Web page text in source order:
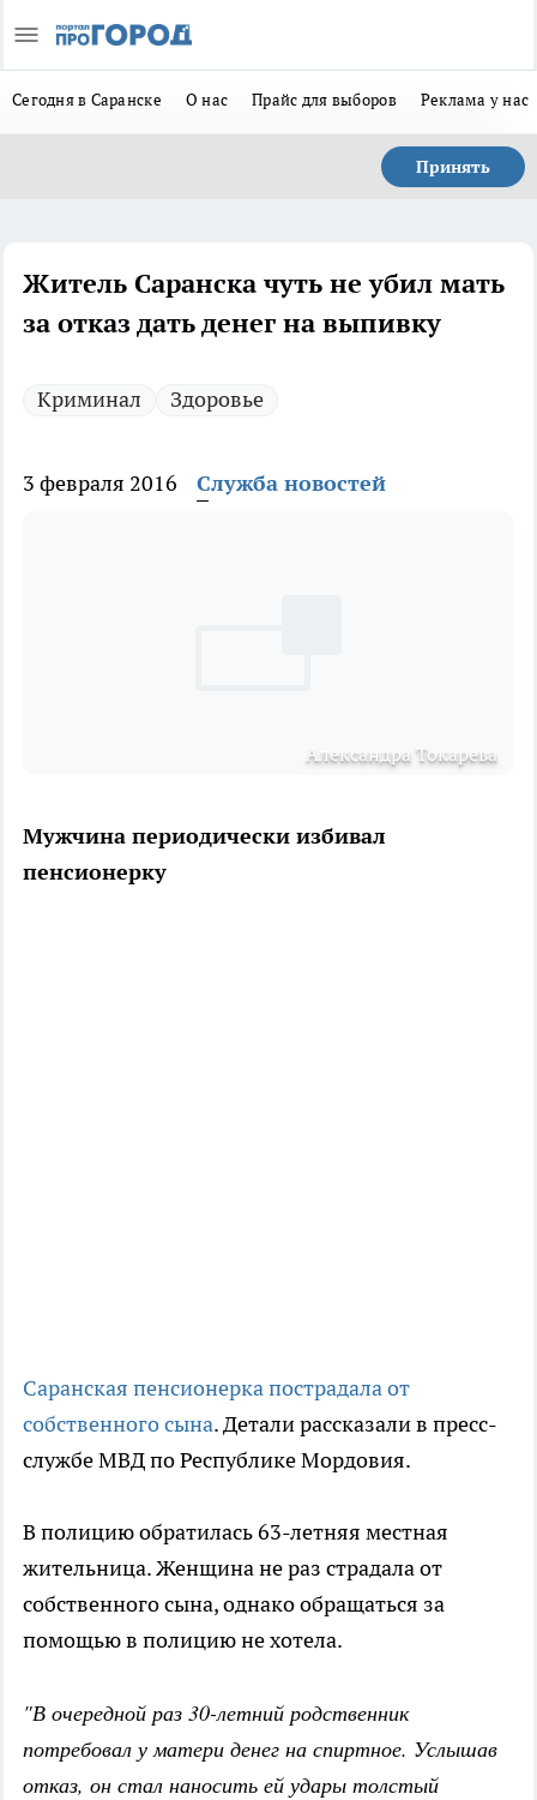
Сегодня в Саранске О нас Прайс для выборов Реклама у нас
Принять
Житель Саранска чуть не убил мать
за отказ дать денег на выпивку
Криминал Здоровье
3 февраля 2016 Служба новостей
Александра Токарева
Мужчина периодически избивал
пенсионерку
Саранская пенсионерка пострадала от
собственного сына. Детали рассказали в пресс-
службе МВД по Республике Мордовия.
В полицию обратилась 63-летняя местная
жительница. Женщина не раз страдала от
собственного сына, однако обращаться за
помощью в полицию не хотела.
"В очередной раз 30-летний родственник
потребовал у матери денег на спиртное. Услышав
отказ, он стал наносить ей удары толстый